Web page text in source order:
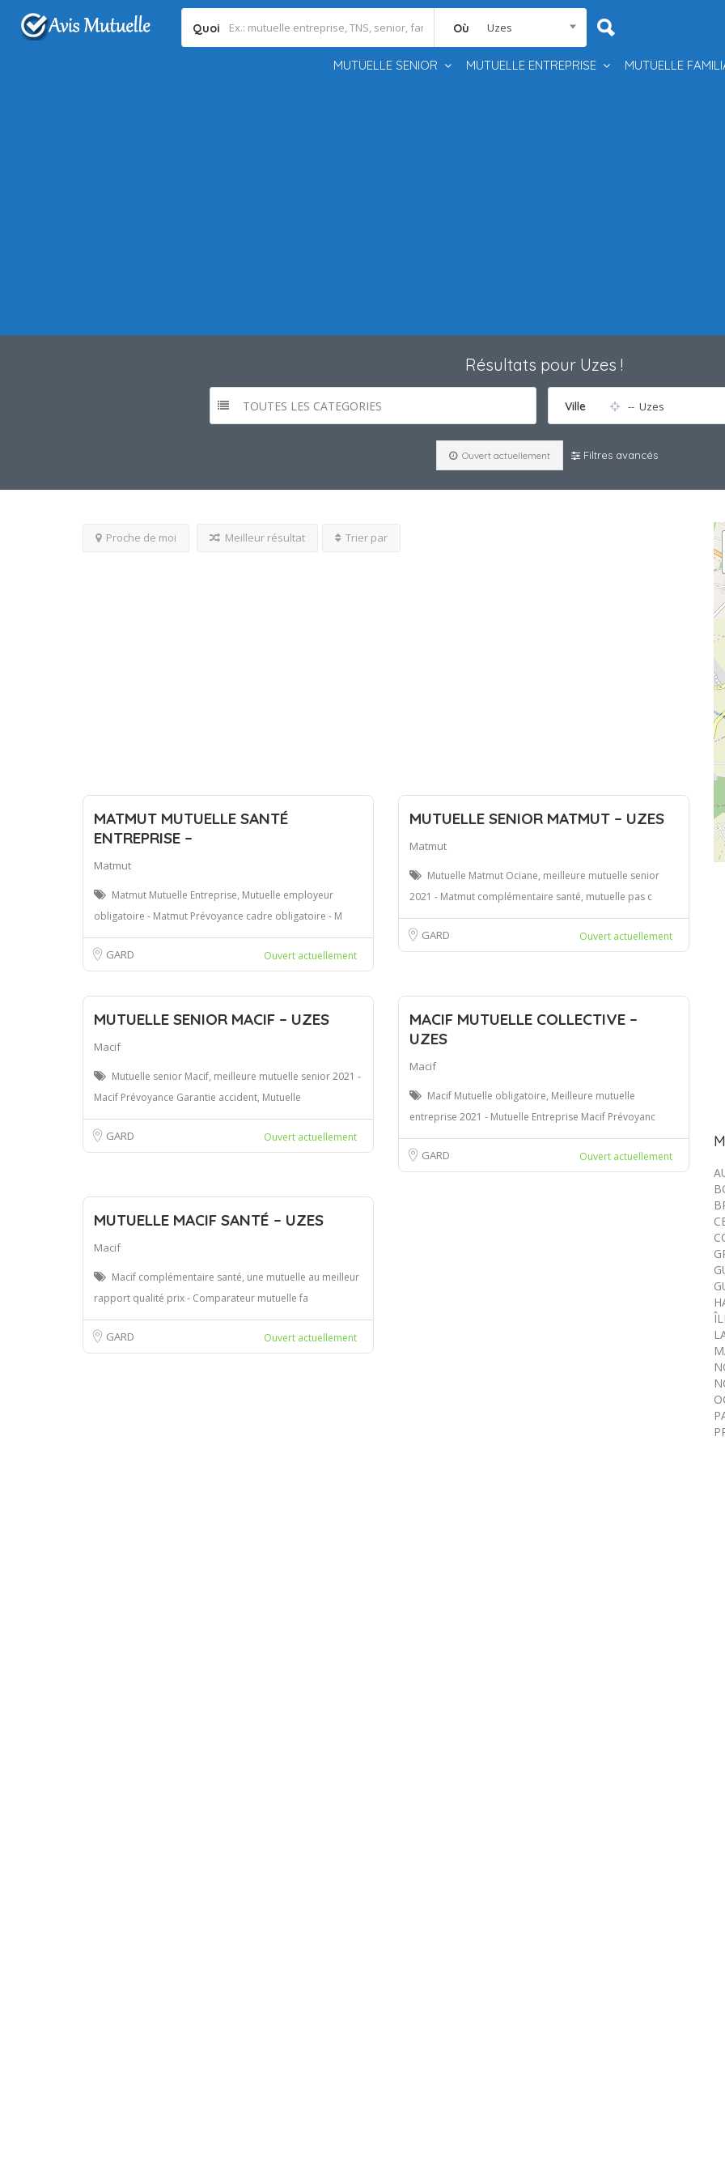
Quoi Où Uzes
MUTUELLE SENIOR MUTUELLE ENTREPRISE MUTUELLE
Résultats pour Uzes !
TOUTES LES CATEGORIES Ville -- Uzes
Ouvert actuellement Filtres avancés
Proche de moi Meilleur résultat Trier par
MATMUT MUTUELLE SANTÉ
ENTREPRISE –
Matmut
Matmut Mutuelle Entreprise, Mutuelle employeur
obligatoire - Matmut Prévoyance cadre obligatoire - M
GARD Ouvert actuellement
MUTUELLE SENIOR MATMUT – UZES
Matmut
Mutuelle Matmut Ociane, meilleure mutuelle senior
2021 - Matmut complémentaire santé, mutuelle pas c
GARD Ouvert actuellement
MUTUELLE SENIOR MACIF – UZES
Macif
Mutuelle senior Macif, meilleure mutuelle senior 2021 -
Macif Prévoyance Garantie accident, Mutuelle
GARD Ouvert actuellement
MACIF MUTUELLE COLLECTIVE –
UZES
Macif
Macif Mutuelle obligatoire, Meilleure mutuelle
entreprise 2021 - Mutuelle Entreprise Macif Prévoyanc
GARD Ouvert actuellement
MUTUELLE MACIF SANTÉ – UZES
Macif
Macif complémentaire santé, une mutuelle au meilleur
rapport qualité prix - Comparateur mutuelle fa
GARD Ouvert actuellement